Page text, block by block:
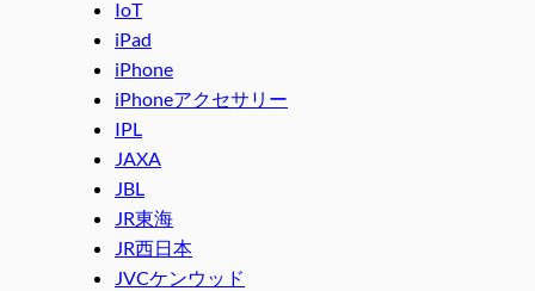
IoT
iPad
iPhone
iPhoneアクセサリー
IPL
JAXA
JBL
JR東海
JR西日本
JVCケンウッド